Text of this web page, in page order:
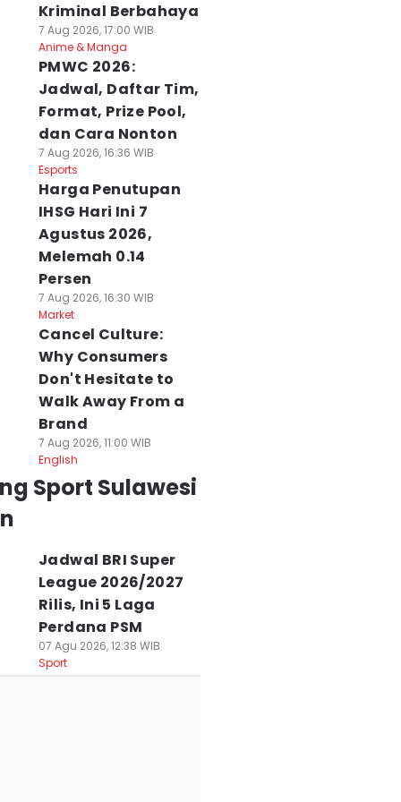
Kriminal Berbahaya
7 Aug 2026, 17:00 WIB
Anime & Manga
PMWC 2026:
Jadwal, Daftar Tim,
Format, Prize Pool,
dan Cara Nonton
7 Aug 2026, 16:36 WIB
Esports
Harga Penutupan
IHSG Hari Ini 7
Agustus 2026,
Melemah 0.14
Persen
7 Aug 2026, 16:30 WIB
Market
Cancel Culture:
Why Consumers
Don't Hesitate to
Walk Away From a
Brand
7 Aug 2026, 11:00 WIB
English
Sport Sulawesi
Jadwal BRI Super
League 2026/2027
Rilis, Ini 5 Laga
Perdana PSM
07 Agu 2026, 12:38 WIB
Sport